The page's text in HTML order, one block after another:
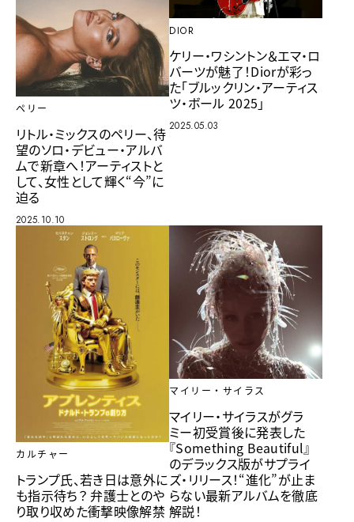
ペリー
リトル・ミックスのペリー、待
望のソロ・デビュー・アルバ
ムで新章へ！アーティストと
して、女性として輝く“今”に
迫る
2025.10.10
DIOR
ケリー・ワシントン＆エマ・ロ
バーツが魅了！Diorが彩っ
た「ブルックリン・アーティス
ツ・ボール 2025」
2025.05.03
カルチャー
トランプ氏、若き日は意外に
も指示待ち？ 弁護士とのや
り取り収めた衝撃映像解禁
マイリー・サイラス
マイリー・サイラスがグラ
ミー初受賞後に発表した
『Something Beautiful』
のデラックス版がサプライ
ズ・リリース！“進化”が止ま
らない最新アルバムを徹底
解説！